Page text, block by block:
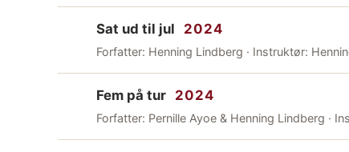
Sat ud til jul 2024
Forfatter: Henning Lindberg · Instruktør:
Fem på tur 2024
Forfatter: Pernille Ayoe & Henning Lindberg ·